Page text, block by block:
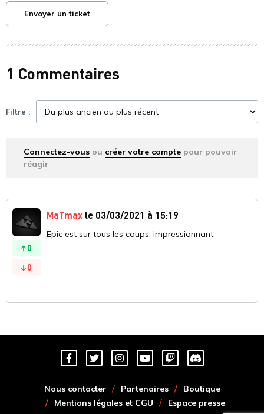
Envoyer un ticket
1 Commentaires
Filtre :
Connectez-vous ou créer votre compte pour pouvoir
réagir
0
0
MaTmax le 03/03/2021 à 15:19
Epic est sur tous les coups, impressionnant.
Nous contacter Partenaires
Boutique
Mentions légales et CGU
Espace presse